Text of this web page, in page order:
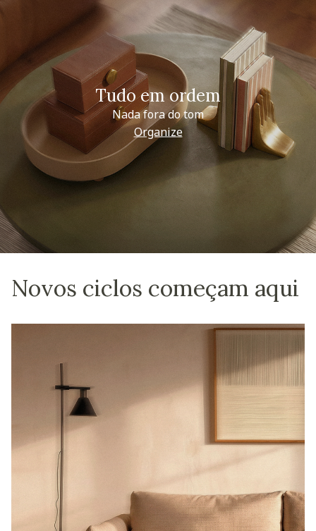
Tudo em ordem
Nada fora do tom
Organize
Novos ciclos começam aqui